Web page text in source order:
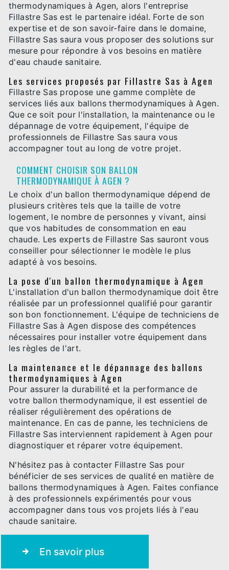
thermodynamiques à Agen, alors l'entreprise
Fillastre Sas est le partenaire idéal. Forte de son
expertise et de son savoir-faire dans le domaine,
Fillastre Sas saura vous proposer des solutions sur
mesure pour répondre à vos besoins en matière
d'eau chaude sanitaire.
Les services proposés par Fillastre Sas à Agen
Fillastre Sas propose une gamme complète de
services liés aux ballons thermodynamiques à Agen.
Que ce soit pour l'installation, la maintenance ou le
dépannage de votre équipement, l'équipe de
professionnels de Fillastre Sas saura vous
accompagner tout au long de votre projet.
COMMENT CHOISIR SON BALLON
THERMODYNAMIQUE À AGEN ?
Le choix d'un ballon thermodynamique dépend de
plusieurs critères tels que la taille de votre
logement, le nombre de personnes y vivant, ainsi
que vos habitudes de consommation en eau
chaude. Les experts de Fillastre Sas sauront vous
conseiller pour sélectionner le modèle le plus
adapté à vos besoins.
La pose d'un ballon thermodynamique à Agen
L'installation d'un ballon thermodynamique doit être
réalisée par un professionnel qualifié pour garantir
son bon fonctionnement. L'équipe de techniciens de
Fillastre Sas à Agen dispose des compétences
nécessaires pour installer votre équipement dans
les règles de l'art.
La maintenance et le dépannage des ballons
thermodynamiques à Agen
Pour assurer la durabilité et la performance de
votre ballon thermodynamique, il est essentiel de
réaliser régulièrement des opérations de
maintenance. En cas de panne, les techniciens de
Fillastre Sas interviennent rapidement à Agen pour
diagnostiquer et réparer votre équipement.
N'hésitez pas à contacter Fillastre Sas pour
bénéficier de ses services de qualité en matière de
ballons thermodynamiques à Agen. Faites confiance
à des professionnels expérimentés pour vous
accompagner dans tous vos projets liés à l'eau
chaude sanitaire.
En savoir plus